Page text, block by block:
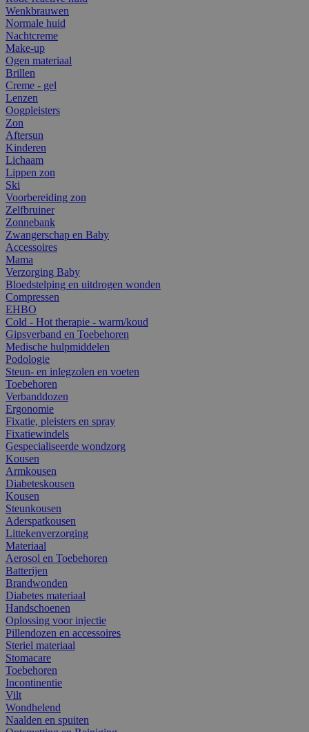
Wenkbrauwen
Normale huid
Nachtcreme
Make-up
Ogen materiaal
Brillen
Creme - gel
Lenzen
Oogpleisters
Zon
Aftersun
Kinderen
Lichaam
Lippen zon
Ski
Voorbereiding zon
Zelfbruiner
Zonnebank
Zwangerschap en Baby
Accessoires
Mama
Verzorging Baby
Bloedstelping en uitdrogen wonden
Compressen
EHBO
Cold - Hot therapie - warm/koud
Gipsverband en Toebehoren
Medische hulpmiddelen
Podologie
Steun- en inlegzolen en voeten
Toebehoren
Verbanddozen
Ergonomie
Fixatie, pleisters en spray
Fixatiewindels
Gespecialiseerde wondzorg
Kousen
Armkousen
Diabeteskousen
Kousen
Steunkousen
Aderspatkousen
Littekenverzorging
Materiaal
Aerosol en Toebehoren
Batterijen
Brandwonden
Diabetes materiaal
Handschoenen
Oplossing voor injectie
Pillendozen en accessoires
Steriel materiaal
Stomacare
Toebehoren
Incontinentie
Vilt
Wondhelend
Naalden en spuiten